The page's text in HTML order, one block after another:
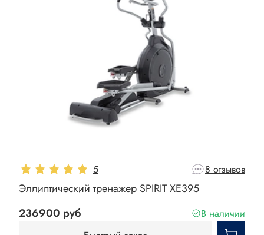
5 8 отзывов
Эллиптический тренажер SPIRIT XE395
236900 руб
В наличии